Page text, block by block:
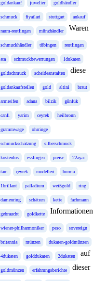
goldankauf juwelier goldhändler
schmuck fiyatlari stuttgart ankauf
raum-reutlingen münzhändler
schmuckhändler tübingen reutlingen
ata schmuckbewertungen 1dukaten
goldschmuck scheideanstalten
goldankaufstellen gold altini braut
armreifen adana bilzik günlük
canli yarim ceyrek heilbronn
grammwage ohrringe
schmuckschätzung silberschmuck
kostenlos esslingen preise 22ayar
tam çeyrek modelleri burma
1brillant palladium weißgold ring
damenring schätzen kette fachmann
gebraucht goldkette
wiener-philharmoniker peso sovereign
britannia münzen dukaten-goldmünzen
4dukaten golddukaten 2dukaten
goldmünzen erfahrungsberichte
Waren
diese
Informationen
auf
dieser